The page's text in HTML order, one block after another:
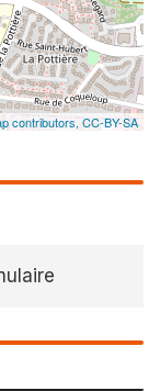
contributors, CC-BY-SA